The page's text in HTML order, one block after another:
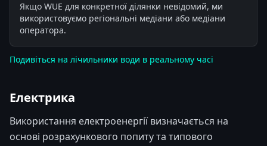
Якщо WUE для конкретної ділянки невідомий, ми
використовуємо регіональні медіани або медіани
оператора.
Подивіться на лічильники води в реальному часі
Електрика
Використання електроенергії визначається на
основі розрахункового попиту та типового